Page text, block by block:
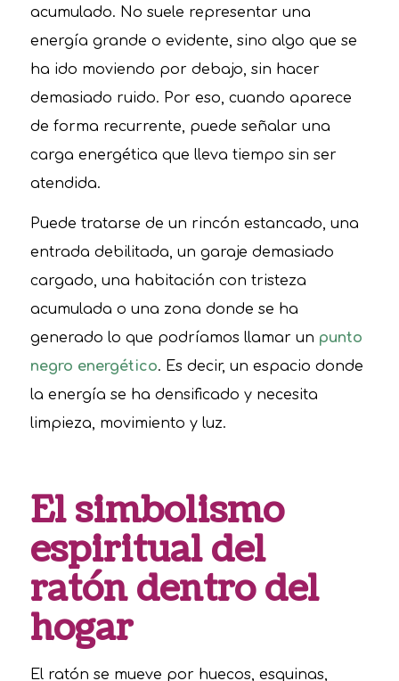
acumulado. No suele representar una
energía grande o evidente, sino algo que se
ha ido moviendo por debajo, sin hacer
demasiado ruido. Por eso, cuando aparece
de forma recurrente, puede señalar una
carga energética que lleva tiempo sin ser
atendida.
Puede tratarse de un rincón estancado, una
entrada debilitada, un garaje demasiado
cargado, una habitación con tristeza
acumulada o una zona donde se ha
generado lo que podríamos llamar un punto
negro energético. Es decir, un espacio donde
la energía se ha densificado y necesita
limpieza, movimiento y luz.
El simbolismo
espiritual del
ratón dentro del
hogar
El ratón se mueve por huecos, esquinas,